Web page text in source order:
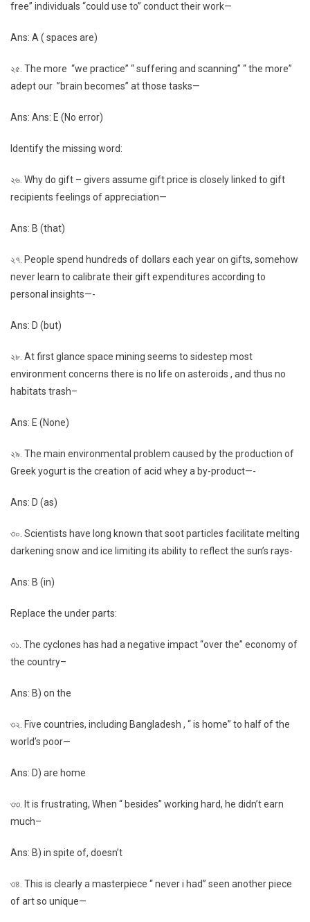
free” individuals “could use to” conduct their work—
Ans: A ( spaces are)
২৫. The more “we practice” “ suffering and scanning” “ the more”
adept our ”brain becomes” at those tasks—
Ans: Ans: E (No error)
Identify the missing word:
২৬. Why do gift – givers assume gift price is closely linked to gift
recipients feelings of appreciation—
Ans: B (that)
২৭. People spend hundreds of dollars each year on gifts, somehow
never learn to calibrate their gift expenditures according to
personal insights—-
Ans: D (but)
২৮. At first glance space mining seems to sidestep most
environment concerns there is no life on asteroids , and thus no
habitats trash–
Ans: E (None)
২৯. The main environmental problem caused by the production of
Greek yogurt is the creation of acid whey a by-product—-
Ans: D (as)
৩০. Scientists have long known that soot particles facilitate melting
darkening snow and ice limiting its ability to reflect the sun’s rays-
Ans: B (in)
Replace the under parts:
৩১. The cyclones has had a negative impact “over the” economy of
the country–
Ans: B) on the
৩২. Five countries, including Bangladesh , “ is home” to half of the
world’s poor—
Ans: D) are home
৩৩. It is frustrating, When “ besides” working hard, he didn’t earn
much–
Ans: B) in spite of, doesn’t
৩৪. This is clearly a masterpiece “ never i had” seen another piece
of art so unique—